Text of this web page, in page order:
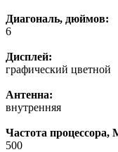
Диагональ, дюймов:
6
Дисплей:
графический цветной
Антенна:
внутренняя
Частота процессора,
500